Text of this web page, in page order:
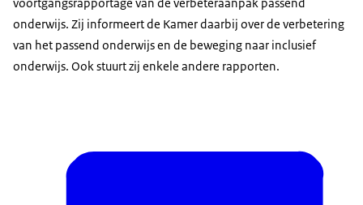
onderwijs. Zij informeert de Kamer daarbij over de verbetering
van het passend onderwijs en de beweging naar inclusief
onderwijs. Ook stuurt zij enkele andere rapporten.